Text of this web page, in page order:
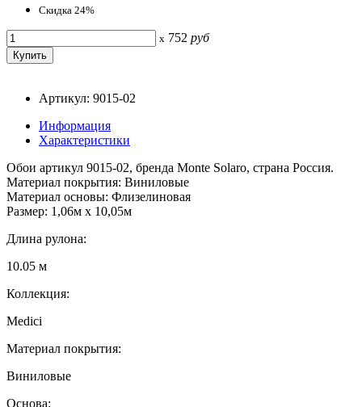
Скидка 24%
x 752 руб
Артикул: 9015-02
Информация
Характеристики
Обои артикул 9015-02, бренда Monte Solaro, страна Россия.
Материал покрытия: Виниловые
Материал основы: Флизелиновая
Размер: 1,06м х 10,05м
Длина рулона:
10.05 м
Коллекция:
Medici
Материал покрытия:
Виниловые
Основа: